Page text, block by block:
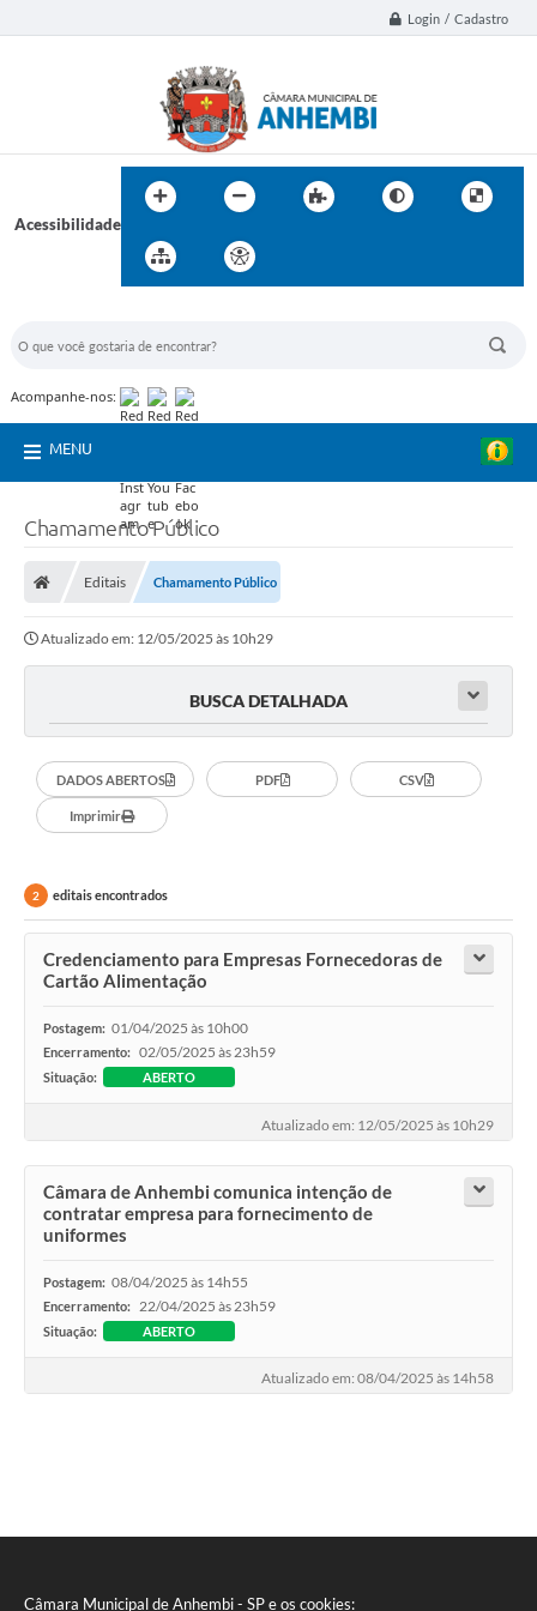
Câmara Municipal de Anhembi - SP e os cookies:
Login / Cadastro
Acessibilidade
Acompanhe-nos:
MENU
Chamamento Público
Editais Chamamento Público
Atualizado em: 12/05/2025 às 10h29
BUSCA DETALHADA
DADOS ABERTOS PDF CSV
Imprimir
2 editais encontrados
Credenciamento para Empresas Fornecedoras de
Cartão Alimentação
Postagem: 01/04/2025 às 10h00
Encerramento: 02/05/2025 às 23h59
Situação: ABERTO
Atualizado em: 12/05/2025 às 10h29
Câmara de Anhembi comunica intenção de
contratar empresa para fornecimento de
uniformes
Postagem: 08/04/2025 às 14h55
Encerramento: 22/04/2025 às 23h59
Situação: ABERTO
Atualizado em: 08/04/2025 às 14h58